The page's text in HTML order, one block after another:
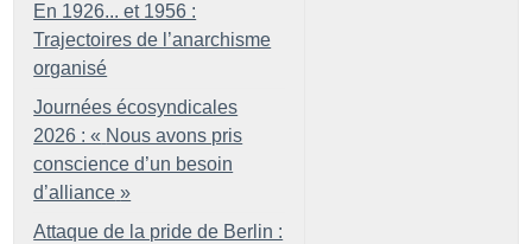
En 1926... et 1956 :
Trajectoires de l’anarchisme
organisé
Journées écosyndicales
2026 : « Nous avons pris
conscience d’un besoin
d’alliance »
Attaque de la pride de Berlin :